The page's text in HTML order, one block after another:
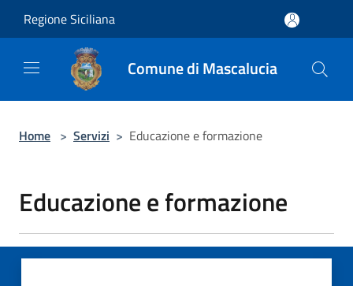
Regione Siciliana
Comune di Mascalucia
Home > Servizi > Educazione e formazione
Educazione e formazione